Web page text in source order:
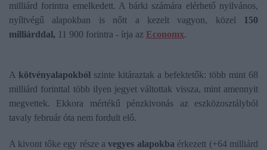
milliárd forintra emelkedett. A bárki számára elérhető nyilvános,
nyíltvégű alapokban is nőtt a kezelt vagyon, közel 150
milliárddal, 11 900 forintra - írja az Economx.
A kötvényalapokból szinte kitáraztak a befektetők: több mint 68
milliárd forinttal több ilyen jegyet váltottak vissza, mint amennyit
megvettek. Ekkora mértékű pénzkivonás az eszközosztályból
tavaly február óta nem fordult elő.
A kivont tőke egy része avegyes alapokba érkezett (+64 milliárd